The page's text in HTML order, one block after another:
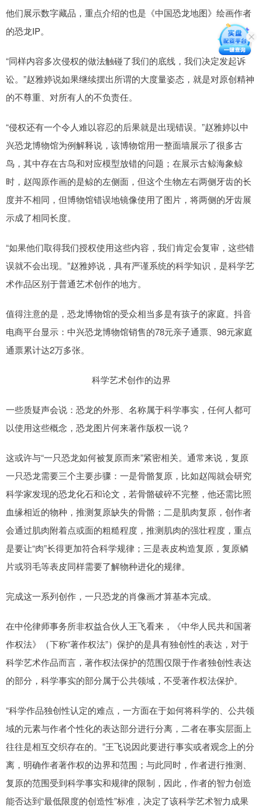
他们展示数字藏品，重点介绍的也是《中国恐龙地图》绘画作者
的恐龙IP。
“同样内容多次侵权的做法触碰了我们的底线，我们决定发起诉
讼。”赵雅婷说如果继续摆出所谓的大度量姿态，就是对原创精神
的不尊重、对所有人的不负责任。
“侵权还有一个令人难以容忍的后果就是出现错误。”赵雅婷以中
兴恐龙博物馆为例解释说，该博物馆用一整面墙展示了很多古
鸟，其中存在古鸟和对应模型放错的问题；在展示古鲸海象鲸
时，赵闯原作画的是鲸的左侧面，但这个生物左右两侧牙齿的长
度并不相同，但博物馆错误地镜像使用了图片，将两侧的牙齿展
示成了相同长度。
“如果他们取得我们授权使用这些内容，我们肯定会复审，这些错
误就不会出现。”赵雅婷说，具有严谨系统的科学知识，是科学艺
术作品区别于普通艺术创作的地方。
值得注意的是，恐龙博物馆的受众相当多是有孩子的家庭。抖音
电商平台显示：中兴恐龙博物馆销售的78元亲子通票、98元家庭
通票累计达2万多张。
科学艺术创作的边界
一些质疑声会说：恐龙的外形、名称属于科学事实，任何人都可
以使用这些概念，恐龙图片何来著作版权一说？
这或许与“一只恐龙如何被复原而来”紧密相关。通常来说，复原
一只恐龙需要三个主要步骤：一是骨骼复原，比如赵闯就会研究
科学家发现的恐龙化石和论文，若骨骼破碎不完整，他还需比照
血缘相近的物种，推测复原缺失的骨骼；二是肌肉复原，创作者
会通过肌肉附着点或面的粗糙程度，推测肌肉的强壮程度，重点
是要让“肉”长得更加符合科学规律；三是表皮构造复原，复原鳞
片或羽毛等表皮同样需要了解物种进化的规律。
完成这一系列创作，一只恐龙的肖像画才算基本完成。
在中伦律师事务所非权益合伙人王飞看来，《中华人民共和国著
作权法》（下称“著作权法”）保护的是具有独创性的表达，对于
科学艺术作品而言，著作权法保护的范围仅限于作者独创性表达
的部分，科学事实的部分属于公共领域，不受著作权法保护。
“科学作品独创性认定的难点，一方面在于如何将科学的、公共领
域的元素与作者个性化的表达部分进行分离，二者在事实层面上
往往是相互交织存在的。”王飞说因此要进行事实或者观念上的分
离，明确作者著作权的边界和范围；与此同时，作者进行推测、
复原的范围受到科学事实和规律的限制，因此，作者的智力创造
能否达到“最低限度的创造性”标准，决定了该科学艺术智力成果